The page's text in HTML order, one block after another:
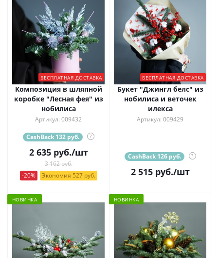
БЕСПЛАТНАЯ ДОСТАВКА
Композиция в шляпной
коробке "Лесная фея" из
нобилиса
Артикул: 009432
CashBack 132 руб. ?
2 635руб./шт
3 162 руб.
-20%
Экономия 527 руб.
БЕСПЛАТНАЯ ДОСТАВКА
Букет "Джингл белс" из
нобилиса и веточек
илекса
Артикул: 009429
CashBack 126 руб. ?
2 515руб./шт
НОВИНКА НОВИНКА